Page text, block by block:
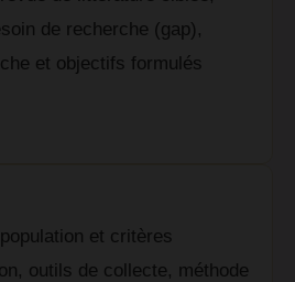
de recherche (gap),
et objectifs formulés
et critères
outils de collecte, méthode